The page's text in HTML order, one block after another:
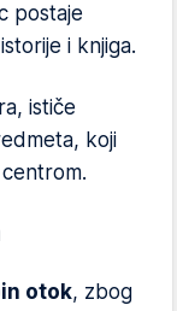
postaje
i knjiga.
ističe
koji
otok, zbog